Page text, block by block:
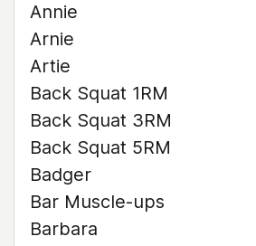
Annie
Arnie
Artie
Back Squat 1RM
Back Squat 3RM
Back Squat 5RM
Badger
Bar Muscle-ups
Barbara